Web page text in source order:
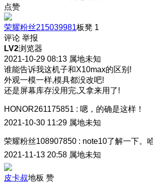
点赞
荣耀粉丝215039981板凳 1
评论 举报
LV2浏览器
2021-10-29 08:13 属地未知
谁能告诉我这机子和X10max的区别!
外观一模一样,模具都没改吧!
还是屏幕库存没用完,又拿来用了!
HONOR261175851 : 嗯，的确是这样！
2021-10-30 11:29 属地未知
荣耀粉丝108907850 : note10了解一下。
2021-11-13 20:58 属地未知
皮卡叔地板 赞